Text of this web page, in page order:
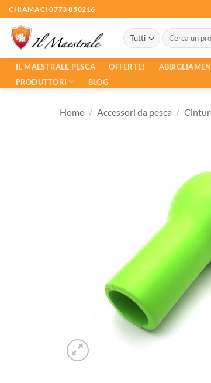
Salta
ai
contenuti
CHIAMACI 0773 850216
Cerca:
IL MAESTRALE PESCA OFFERTE!
PRODUTTORI
BLOG
Home / Accessori da pesca /